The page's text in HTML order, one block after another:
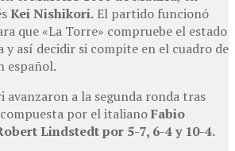
Kei Nishikori. El partido funcionó
que «La Torre» compruebe el estado
y así decidir si compite en el cuadro de
español.
avanzaron a la segunda ronda tras
por el italianoFabio
Lindstedt por 5-7, 6-4 y 10-4.